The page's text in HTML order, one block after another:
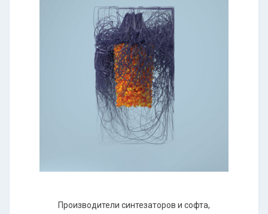
Производители синтезаторов и софта,